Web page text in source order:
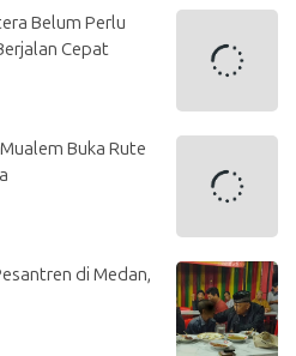
Belum Perlu
Cepat
Buka Rute
di Medan,